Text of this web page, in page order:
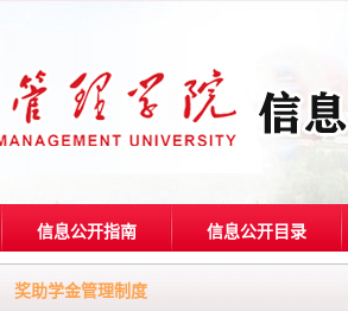
信息公开指南 信息公开目录
奖助学金管理制度